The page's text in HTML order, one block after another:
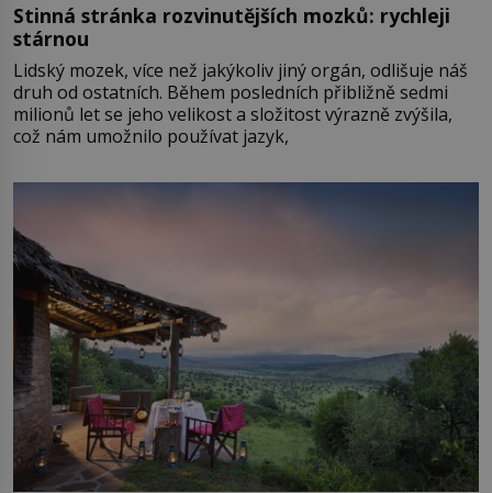
Stinná stránka rozvinutějších mozků: rychleji
stárnou
Lidský mozek, více než jakýkoliv jiný orgán, odlišuje náš
druh od ostatních. Během posledních přibližně sedmi
milionů let se jeho velikost a složitost výrazně zvýšila,
což nám umožnilo používat jazyk,